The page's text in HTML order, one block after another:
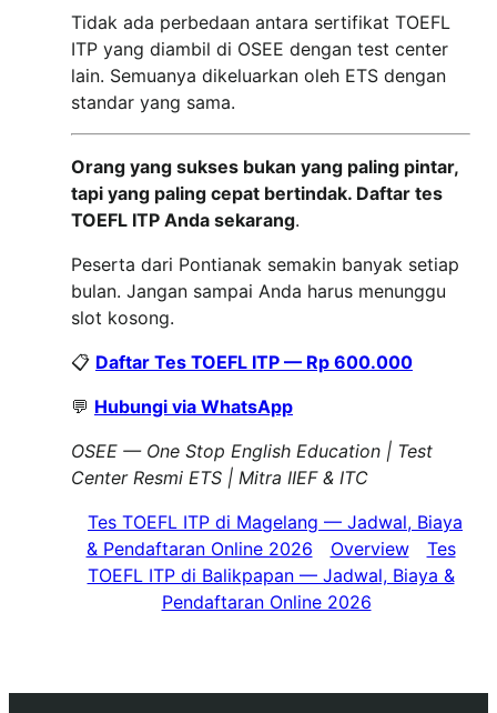
Tidak ada perbedaan antara sertifikat TOEFL
ITP yang diambil di OSEE dengan test center
lain. Semuanya dikeluarkan oleh ETS dengan
standar yang sama.
Orang yang sukses bukan yang paling pintar,
tapi yang paling cepat bertindak. Daftar tes
TOEFL ITP Anda sekarang.
Peserta dari Pontianak semakin banyak setiap
bulan. Jangan sampai Anda harus menunggu
slot kosong.
📋 Daftar Tes TOEFL ITP — Rp 600.000
💬 Hubungi via WhatsApp
OSEE — One Stop English Education | Test
Center Resmi ETS | Mitra IIEF & ITC
Tes TOEFL ITP di Magelang — Jadwal, Biaya
& Pendaftaran Online 2026
Overview
Tes
TOEFL ITP di Balikpapan — Jadwal, Biaya &
Pendaftaran Online 2026